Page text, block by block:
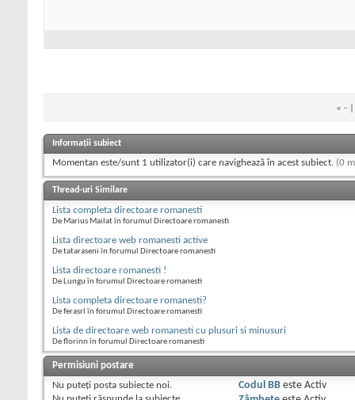
« -
Informații subiect
Momentan este/sunt 1 utilizator(i) care navighează în acest subiect. (0
Thread-uri Similare
Lista completa directoare romanesti
De Marius Mailat în forumul Directoare romanesti
Lista directoare web romanesti active
De tataraseni în forumul Directoare romanesti
Lista directoare romanesti !
De Lungu în forumul Directoare romanesti
Lista completa directoare romanesti?
De ferasrl în forumul Directoare romanesti
Lista de directoare web romanesti cu plusuri si minusuri
De florinn în forumul Directoare romanesti
Permisiuni postare
Nu puteţi posta subiecte noi.
Codul BBeste Activ